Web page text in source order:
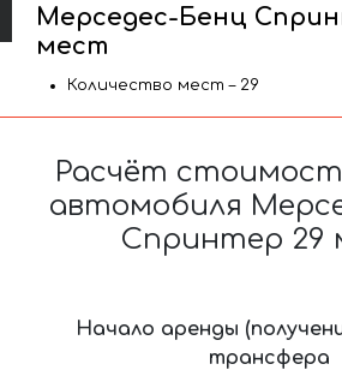
Мерседес-Бенц
мест
Количество мест – 29
Расчёт
автомобиля
Спринтер 29
Начало аренды
трансфера